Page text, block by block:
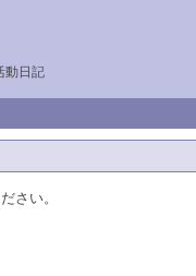
動日記
さい。